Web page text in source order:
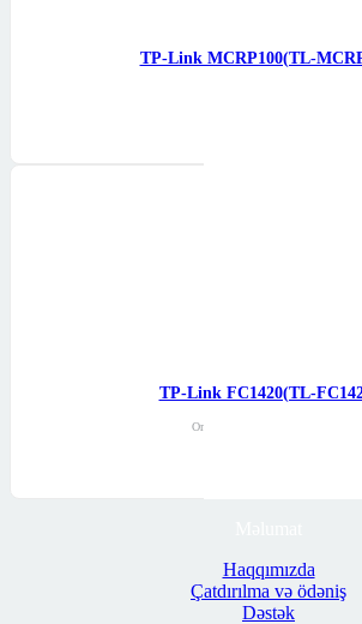
TP-Link MCRP100(TL-
TP-Link FC1420(TL-
Omada 14-Yuvalı Rackmount…
Haqqımızda
Çatdırılma və ödəniş
Dəstək